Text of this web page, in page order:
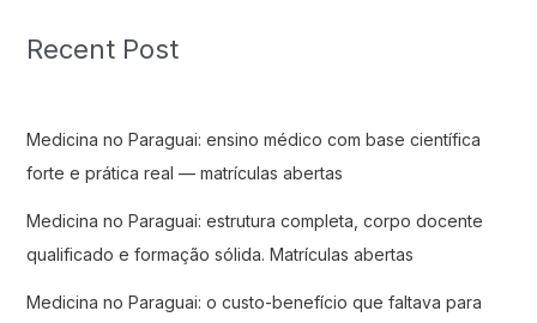
Recent Post
Medicina no Paraguai: ensino médico com base científica
forte e prática real — matrículas abertas
Medicina no Paraguai: estrutura completa, corpo docente
qualificado e formação sólida. Matrículas abertas
Medicina no Paraguai: o custo-benefício que faltava para